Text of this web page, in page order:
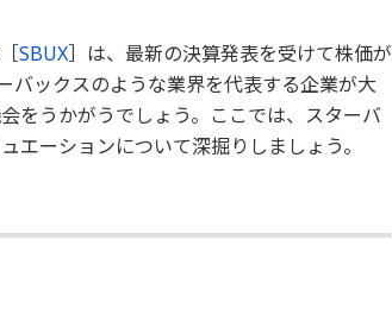
SBUX］は、最新の決算発表を受けて株価が
バックスのような業界を代表する企業が大
をうかがうでしょう。ここでは、スターバ
エーションについて深掘りしましょう。